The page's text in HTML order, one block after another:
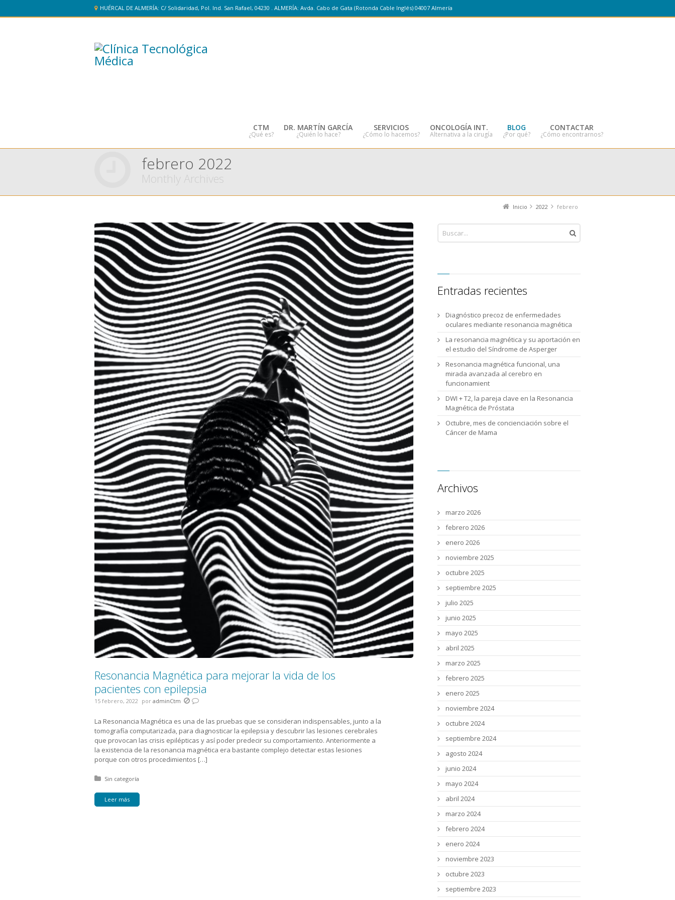
HUÉRCAL DE ALMERÍA: C/ Solidaridad, Pol. Ind. San Rafael, 04230 . ALMERÍA: Avda. Cabo de Gata (Rotonda Cable Inglés) 04007 Almería
CTM
¿Qué es?
DR. MARTÍN GARCÍA
¿Quién lo hace?
SERVICIOS
¿Cómo lo hacemos?
ONCOLOGÍA INT.
Alternativa a la cirugía
BLOG
¿Por qué?
CONTACTAR
¿Cómo encontrarnos?
febrero 2022
Monthly Archives
Inicio 2022 febrero
Resonancia Magnética para mejorar la vida de los
pacientes con epilepsia
15 febrero, 2022 por adminCtm
La Resonancia Magnética es una de las pruebas que se consideran indispensables, junto a la
tomografía computarizada, para diagnosticar la epilepsia y descubrir las lesiones cerebrales
que provocan las crisis epilépticas y así poder predecir su comportamiento. Anteriormente a
la existencia de la resonancia magnética era bastante complejo detectar estas lesiones
porque con otros procedimientos […]
Posted in:
Sin categoría
Leer más
Entradas recientes
Diagnóstico precoz de enfermedades
oculares mediante resonancia magnética
La resonancia magnética y su aportación en
el estudio del Síndrome de Asperger
Resonancia magnética funcional, una
mirada avanzada al cerebro en
funcionamient
DWI + T2, la pareja clave en la Resonancia
Magnética de Próstata
Octubre, mes de concienciación sobre el
Cáncer de Mama
Archivos
marzo 2026
febrero 2026
enero 2026
noviembre 2025
octubre 2025
septiembre 2025
julio 2025
junio 2025
mayo 2025
abril 2025
marzo 2025
febrero 2025
enero 2025
noviembre 2024
octubre 2024
septiembre 2024
agosto 2024
junio 2024
mayo 2024
abril 2024
marzo 2024
febrero 2024
enero 2024
noviembre 2023
octubre 2023
septiembre 2023